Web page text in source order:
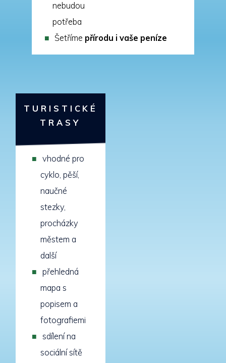
nebudou
potřeba
Šetříme přírodu i vaše peníze
TURISTICKÉ
TRASY
vhodné pro
cyklo, pěší,
naučné
stezky,
procházky
městem a
další
přehledná
mapa s
popisem a
fotografiemi
sdílení na
sociální sítě